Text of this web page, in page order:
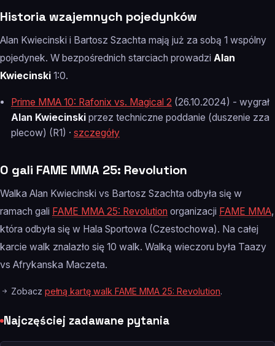
Historia wzajemnych pojedynków
Alan Kwiecinski i Bartosz Szachta mają już za sobą 1 wspólny
pojedynek. W bezpośrednich starciach prowadzi Alan
Kwiecinski 1:0.
Prime MMA 10: Rafonix vs. Magical 2 (26.10.2024) - wygrał
Alan Kwiecinski przez techniczne poddanie (duszenie zza
plecow) (R1) · szczegóły
O gali FAME MMA 25: Revolution
Walka Alan Kwiecinski vs Bartosz Szachta odbyła się w
ramach gali FAME MMA 25: Revolution organizacji FAME MMA,
która odbyła się w Hala Sportowa (Czestochowa). Na całej
karcie walk znalazło się 10 walk. Walką wieczoru była Taazy
vs Afrykanska Maczeta.
Zobacz pełną kartę walk FAME MMA 25: Revolution.
Najczęściej zadawane pytania